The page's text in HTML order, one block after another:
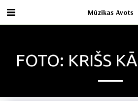
Mūzikas Avots
FOTO: KRIŠS